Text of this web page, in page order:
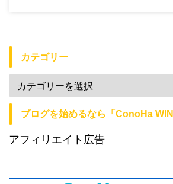
カテゴリー
ブログを始めるなら「ConoHa
アフィリエイト広告